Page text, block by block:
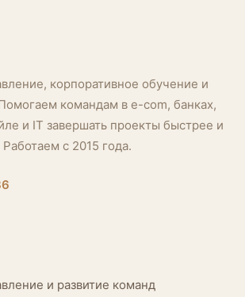
корпоративное обучение и
командам в e-com, банках,
и IT завершать проекты быстрее и
с 2015 года.
и развитие команд